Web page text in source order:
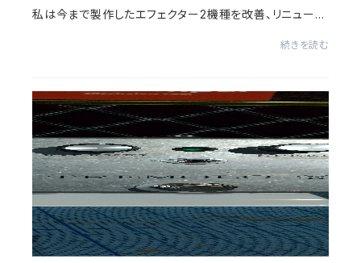
私は今まで製作したエフェクター2機種を改善、リニューア
続きを読む